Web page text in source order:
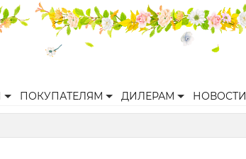
ПОКУПАТЕЛЯМ ДИЛЕРАМ НОВОСТИ